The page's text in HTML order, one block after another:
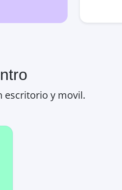
escritorio y movil.